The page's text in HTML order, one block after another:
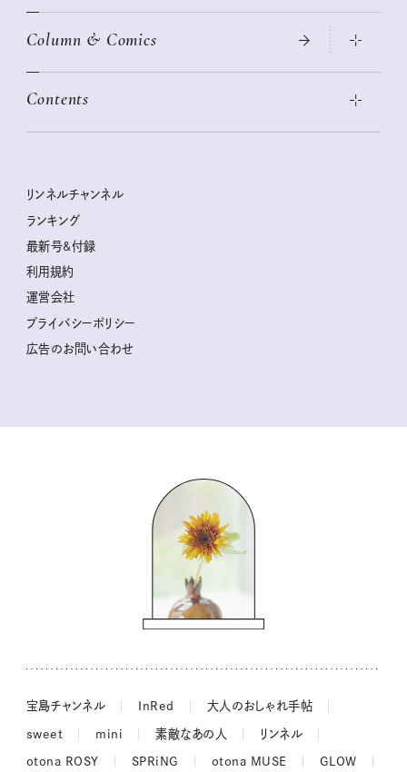
ニトリ・イケア・無印良品で賢くおしゃれなインテリア
絶品、お餅レシピ大集合！
クラフトビール案内
母の日に贈りたい、お花モチーフのアイテム
2026年春夏 トレンドファッションニュース
女子旅おすすめスポット 暮らすように心地いいリンネル旅ガイ
リンネル 暮らしの道具大賞
ナチュラルメイクレッスン
喜ばれる贈り物手帖
Column & Comics
ぐれいさん
空想喫茶トラノコクさんのあの店この店、喫茶訪問日記
圷みほさんのゆるっと週末キャンプ通信
豆柴・まもるくんの旅日記
柳沢小実さんのお散歩するようなゆるり旅
valoさんのかわいいもの探し
コウケンテツのヒトワザ巡り
ノーラのフィンランド旅気分
吉田羊さんの着物と12のアソビゴコロ
長谷川あかりさんの今週もお疲れ様つまみ
Contents
リンネル暮らし部
リンネルチャンネル
おぱんつ君のわくわく楽しい一週間占い
毎日が心地よくなるリンネルタロット
リンネルチャンネル
ランキング
最新号&付録
利用規約
運営会社
プライバシーポリシー
広告のお問い合わせ
宝島チャンネル InRed 大人のおしゃれ手帖
sweet mini 素敵なあの人 リンネル
otona ROSY SPRiNG otona MUSE GLOW